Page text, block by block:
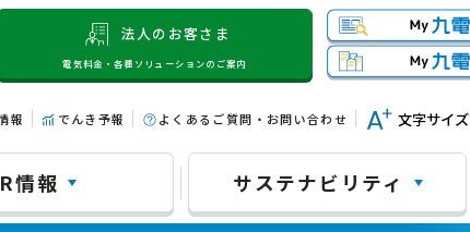
法人のお客さま
電気料金・各種ソリューションのご案内
報 でんき予報 よくあるご質問・お問い合わせ 文字サイズ
情報 サステナビリティ